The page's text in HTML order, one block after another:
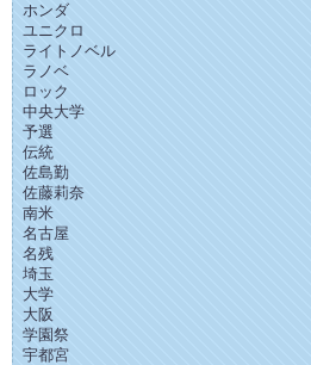
ホンダ
ユニクロ
ライトノベル
ラノベ
ロック
中央大学
予選
伝統
佐島勤
佐藤莉奈
南米
名古屋
名残
埼玉
大学
大阪
学園祭
宇都宮